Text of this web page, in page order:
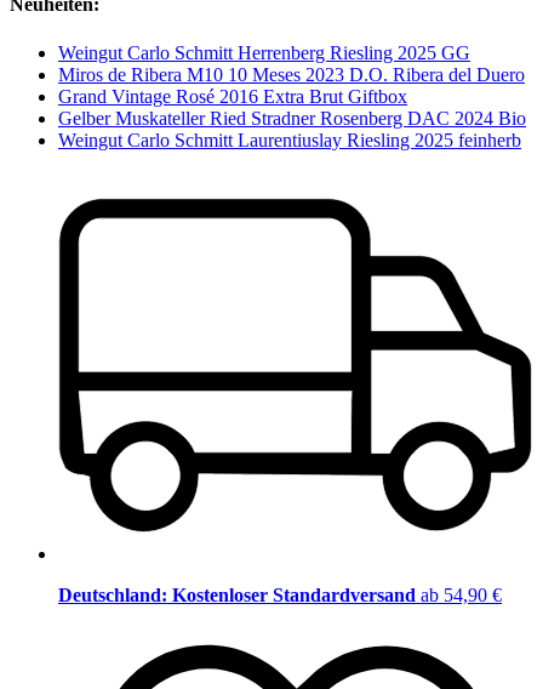
Neuheiten:
Weingut Carlo Schmitt Herrenberg Riesling 2025 GG
Miros de Ribera M10 10 Meses 2023 D.O. Ribera del Duero
Grand Vintage Rosé 2016 Extra Brut Giftbox
Gelber Muskateller Ried Stradner Rosenberg DAC 2024 Bio
Weingut Carlo Schmitt Laurentiuslay Riesling 2025 feinherb
Deutschland: Kostenloser Standardversand ab 54,90 €